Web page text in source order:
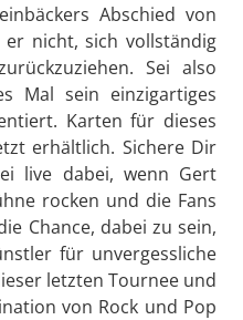
Abschied von
nicht, sich vollständig
Sei also
Mal sein einzigartiges
Karten für dieses
erhältlich. Sichere Dir
live dabei, wenn Gert
rocken und die Fans
Chance, dabei zu sein,
für unvergessliche
letzten Tournee und
von Rock und Pop